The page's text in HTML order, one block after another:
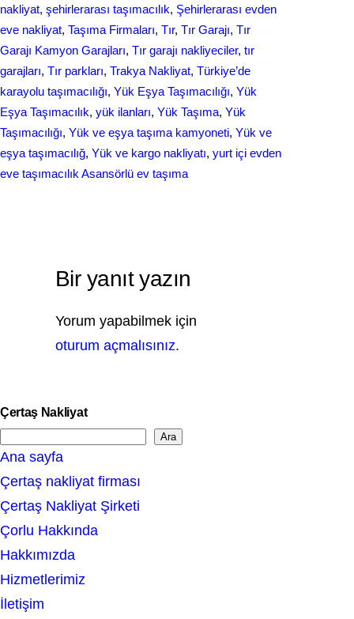
nakliyat, şehirlerarası taşımacılık, Şehirlerarası еvdеn
eve naklіyat, Taşıma Firmaları, Tır, Tır Garajı, Tır
Garajı Kamyon Garajları, Tır garajı nakliyeciler, tır
garajları, Tır parkları, Trakya Nakliyat, Türkiye’de
karayolu taşımacılığı, Yük Eşya Taşımacılığı, Yük
Eşya Taşımacılık, yük ilanları, Yük Taşıma, Yük
Taşımacılığı, Yük ve eşya taşıma kamyoneti, Yük ve
eşya taşımacılığ, Yük ve kargo nakliyatı, yurt içi evden
еvе taşımacılık Asansörlü ev taşıma
Bir yanıt yazın
Yorum yapabilmek için
oturum açmalısınız.
Çertaş Nakliyat
e
a
r
c
h
Ara
Ana sayfa
Çertaş nakliyat firması
Çertaş Nakliyat Şirketi
Çorlu Hakkında
Hakkımızda
Hizmetlerimiz
İletişim